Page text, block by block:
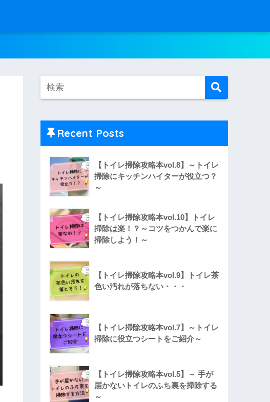
Recent Posts
【トイレ掃除攻略本vol.8】～トイレ
掃除にキッチンハイターが役立つ？
～
【トイレ掃除攻略本vol.10】トイレ
掃除は楽！？～コツをつかんで楽に
掃除しよう！～
【トイレ掃除攻略本vol.9】トイレ茶
色い汚れが落ちない・・・
【トイレ掃除攻略本vol.7】～トイレ
掃除に役立つシートをご紹介～
【トイレ掃除攻略本vol.5】～ 手が
届かないトイレのふち裏を掃除する
～